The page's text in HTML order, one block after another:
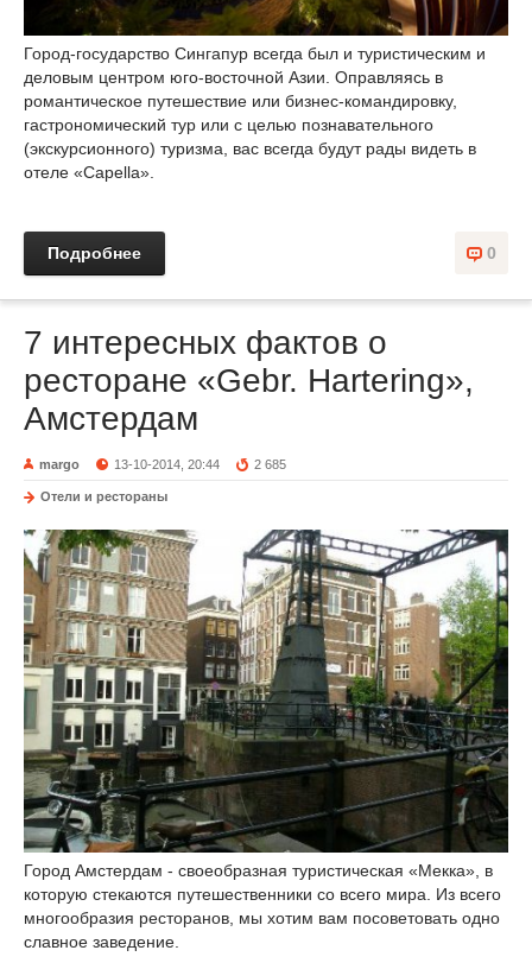
Город-государство Сингапур всегда был и туристическим и
деловым центром юго-восточной Азии. Оправляясь в
романтическое путешествие или бизнес-командировку,
гастрономический тур или с целью познавательного
(экскурсионного) туризма, вас всегда будут рады видеть в
отеле «Capella».
0
Подробнее
7 интересных фактов о
ресторане «Gebr. Hartering»,
Амстердам
margo 13-10-2014, 20:44 2 685
Отели и рестораны
Город Амстердам - своеобразная туристическая «Мекка», в
которую стекаются путешественники со всего мира. Из всего
многообразия ресторанов, мы хотим вам посоветовать одно
славное заведение.